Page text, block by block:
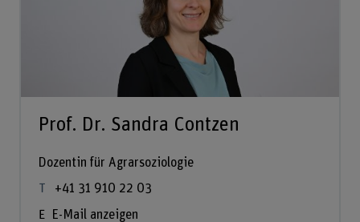
Prof. Dr. Sandra Contzen
Dozentin für Agrarsoziologie
+41 31 910 22 03
E-Mail anzeigen